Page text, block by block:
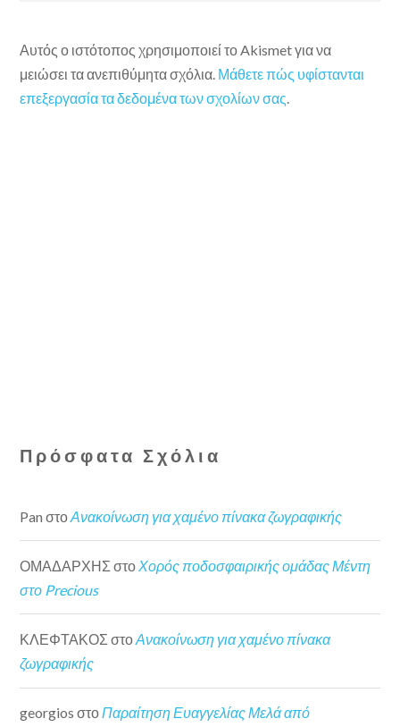
Αυτός ο ιστότοπος χρησιμοποιεί το Akismet για να
μειώσει τα ανεπιθύμητα σχόλια. Μάθετε πώς υφίστανται
επεξεργασία τα δεδομένα των σχολίων σας
Πρόσφατα Σχόλια
Pan στοΑνακοίνωση για χαμένο πίνακα ζωγραφικής
ΟΜΑΔΑΡΧΗΣ στοΧορός ποδοσφαιρικής ομάδας Μέντη
στο Precious
ΚΛΕΦΤΑΚΟΣ στοΑνακοίνωση για χαμένο πίνακα
ζωγραφικής
georgios στοΠαραίτηση Ευαγγελίας Μελά από